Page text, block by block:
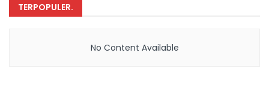
TERPOPULER.
No Content Available